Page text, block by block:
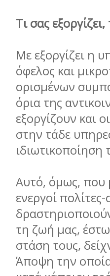
Τι σας
Με εξοργίζει η
όφελος και
ορισμένων
όρια της
εξοργίζουν και
στην τάδε
ιδιωτικοποίηση
Αυτό, όμως, που
ενεργοί
τη ζωή μας,
στάση τους,
Άποψη την